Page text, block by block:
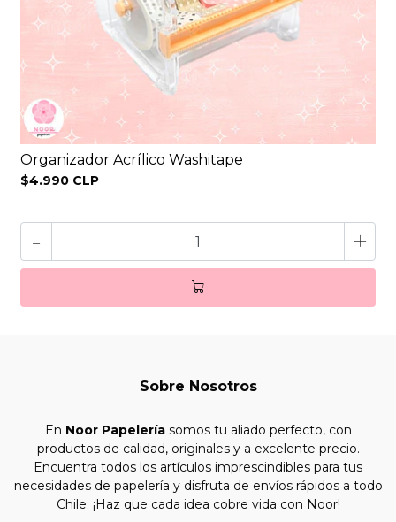
Organizador Acrílico Washitape
$4.990 CLP
- +
Sobre Nosotros
En Noor Papeleríasomos tu aliado perfecto, con
productos de calidad, originales y a excelente precio.
Encuentra todos los artículos imprescindibles para tus
necesidades de papelería y disfruta de envíos rápidos a todo
Chile. ¡Haz que cada idea cobre vida con Noor!